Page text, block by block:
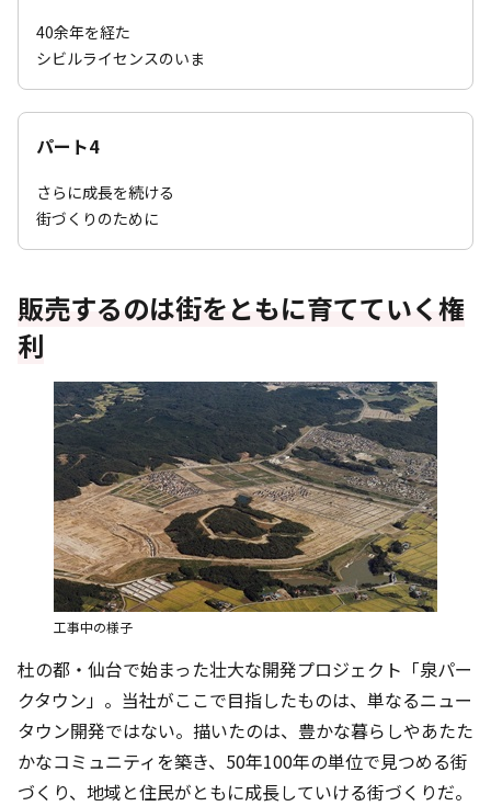
40余年を経た
シビルライセンスのいま
パート4
さらに成長を続ける
街づくりのために
販売するのは街をともに育てていく権
利
工事中の様子
杜の都・仙台で始まった壮大な開発プロジェクト「泉パー
クタウン」。当社がここで目指したものは、単なるニュー
タウン開発ではない。描いたのは、豊かな暮らしやあたた
かなコミュニティを築き、50年100年の単位で見つめる街
づくり、地域と住民がともに成長していける街づくりだ。